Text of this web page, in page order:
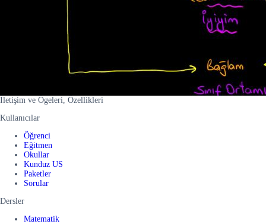
İletişim ve Ögeleri, Özellikleri
Kullanıcılar
Öğrenci
Eğitmen
Okullar
Kunduz US
Paketler
Sorular
Dersler
Matematik